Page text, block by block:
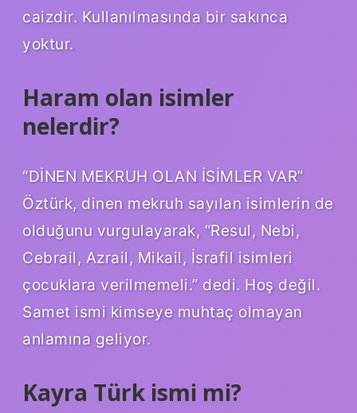
caizdir. Kullanılmasında bir sakınca
yoktur.
Haram olan isimler
nelerdir?
“DİNEN MEKRUH OLAN İSİMLER VAR”
Öztürk, dinen mekruh sayılan isimlerin de
olduğunu vurgulayarak, “Resul, Nebi,
Cebrail, Azrail, Mikail, İsrafil isimleri
çocuklara verilmemeli.” dedi. Hoş değil.
Samet ismi kimseye muhtaç olmayan
anlamına geliyor.
Kayra Türk ismi mi?